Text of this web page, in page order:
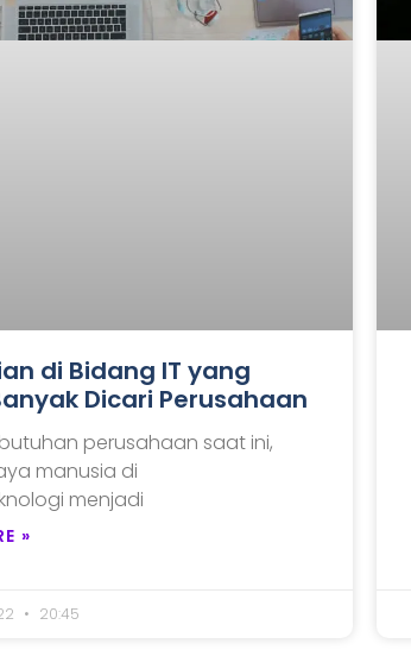
di Bidang IT yang
Dicari Perusahaan
perusahaan saat ini,
manusia di
menjadi
»
20:45